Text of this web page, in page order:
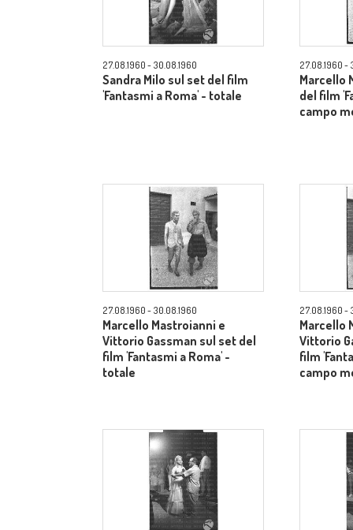
27.08.1960 - 30.08.1960
Sandra Milo sul set del film
'Fantasmi a Roma' - totale
27.08.1960 -
Marcello
del film
campo
27.08.1960 - 30.08.1960
Marcello Mastroianni e
Vittorio Gassman sul set del
film 'Fantasmi a Roma' -
totale
27.08.1960 -
Marcello
Vittorio
film
campo